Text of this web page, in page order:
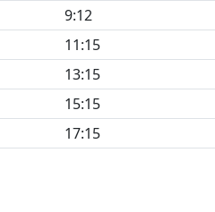
9:12
11:15
13:15
15:15
17:15